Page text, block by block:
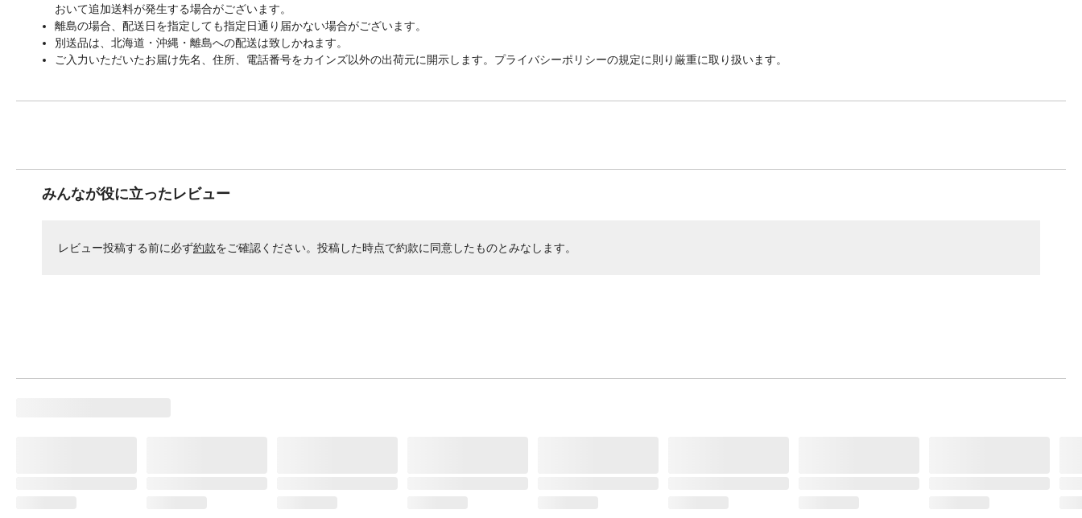
おいて追加送料が発生する場合がございます。
離島の場合、配送日を指定しても指定日通り届かない場合がございます。
別送品は、北海道・沖縄・離島への配送は致しかねます。
ご入力いただいたお届け先名、住所、電話番号をカインズ以外の出荷元に開示します。プライバシーポリシーの規定に則り厳重に取り扱います。
みんなが役に立ったレビュー
レビュー投稿する前に必ず約款をご確認ください。投稿した時点で約款に同意したものとみなします。